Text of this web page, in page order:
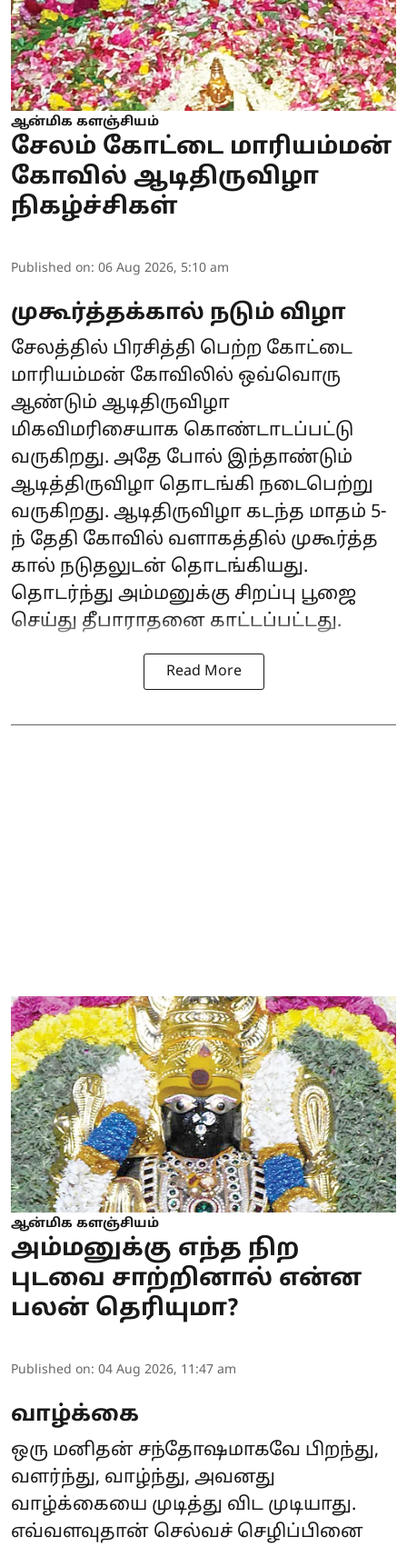
ஆன்மிக களஞ்சியம்
சேலம் கோட்டை மாரியம்மன்
கோவில் ஆடிதிருவிழா
நிகழ்ச்சிகள்
Published on: 06 Aug 2026, 5:10 am
முகூர்த்தக்கால் நடும் விழா
சேலத்தில் பிரசித்தி பெற்ற கோட்டை
மாரியம்மன் கோவிலில் ஒவ்வொரு
ஆண்டும் ஆடிதிருவிழா
மிகவிமரிசையாக கொண்டாடப்பட்டு
வருகிறது. அதே போல் இந்தாண்டும்
ஆடித்திருவிழா தொடங்கி நடைபெற்று
வருகிறது. ஆடிதிருவிழா கடந்த மாதம் 5-
ந் தேதி கோவில் வளாகத்தில் முகூர்த்த
கால் நடுதலுடன் தொடங்கியது.
தொடர்ந்து அம்மனுக்கு சிறப்பு பூஜை
செய்து தீபாராதனை காட்டப்பட்டது.
Read More
ஆன்மிக களஞ்சியம்
அம்மனுக்கு எந்த நிற
புடவை சாற்றினால் என்ன
பலன் தெரியுமா?
Published on: 04 Aug 2026, 11:47 am
வாழ்க்கை
ஒரு மனிதன் சந்தோஷமாகவே பிறந்து,
வளர்ந்து, வாழ்ந்து, அவனது
வாழ்க்கையை முடித்து விட முடியாது.
எவ்வளவுதான் செல்வச் செழிப்பினை